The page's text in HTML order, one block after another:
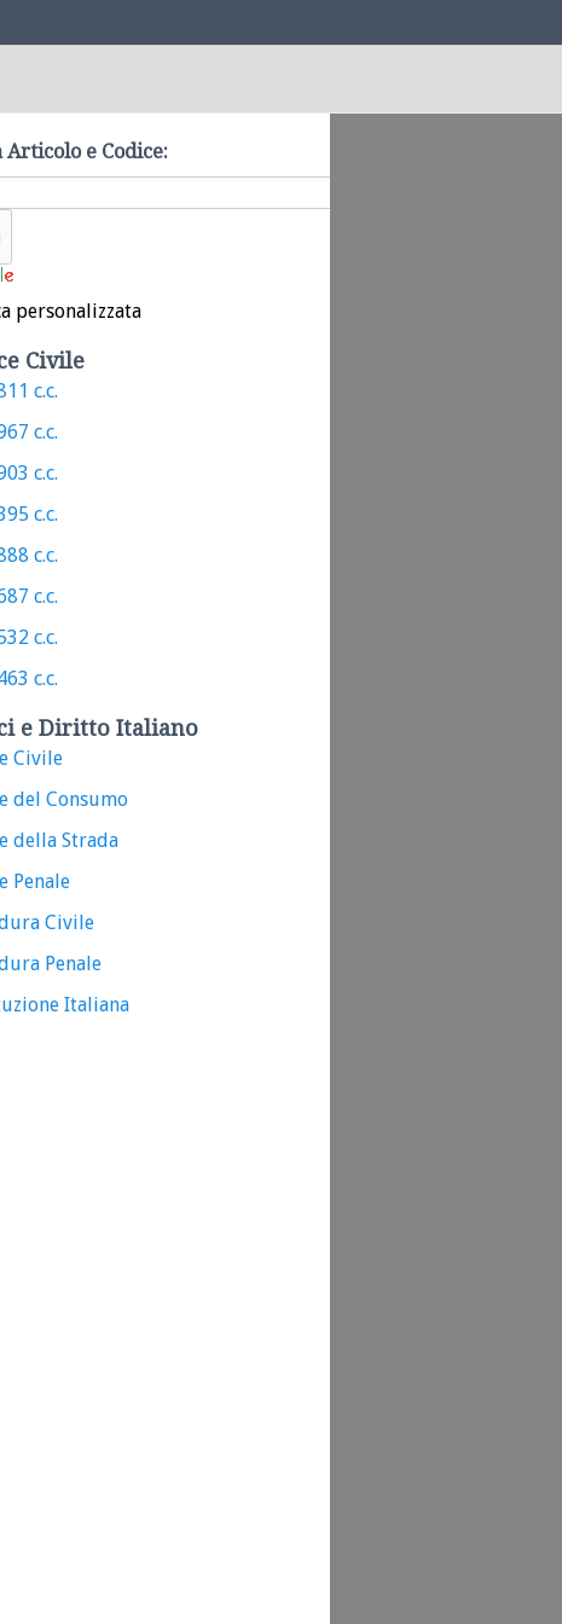
Articolo e Codice:
personalizzata
Civile
c.c.
c.c.
c.c.
c.c.
c.c.
c.c.
c.c.
c.c.
e Diritto Italiano
Civile
del Consumo
della Strada
Penale
Civile
Penale
Italiana